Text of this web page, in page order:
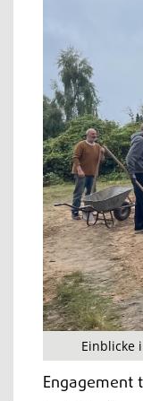
Einblicke
Engagement